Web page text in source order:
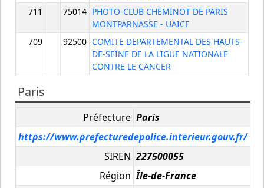
711
75014 PHOTO-CLUB CHEMINOT DE PARIS
MONTPARNASSE - UAICF
709
92500 COMITE DEPARTEMENTAL DES HAUTS-
DE-SEINE DE LA LIGUE NATIONALE
CONTRE LE CANCER
Paris
Préfecture Paris
https://www.prefecturedepolice.interieur.gouv.fr/
SIREN 227500055
Région Île-de-France